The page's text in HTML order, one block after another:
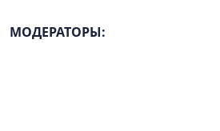
МОДЕРАТОРЫ: